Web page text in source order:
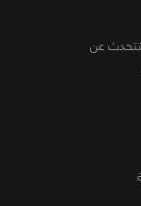
تتحدث عن